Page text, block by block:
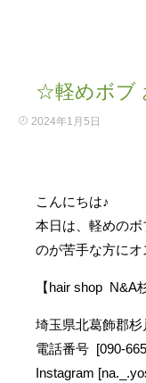
☆軽めボブ
2024年1月5日
こんにちは♪
本日は、軽めの
のが苦手な方にオ
【hair shop N&A
埼玉県北葛飾郡
電話番号 [090-
Instagram